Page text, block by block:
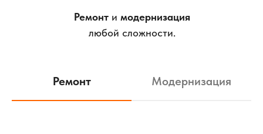
Ремонти модернизация
любой сложности.
Ремонт Модернизация